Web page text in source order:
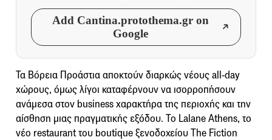
Add Cantina.protothema.gr on
Google
Τα Βόρεια Προάστια αποκτούν διαρκώς νέους all-day
χώρους, όμως λίγοι καταφέρνουν να ισορροπήσουν
ανάμεσα στον business χαρακτήρα της περιοχής και την
αίσθηση μιας πραγματικής εξόδου. Το Lalane Athens, το
νέο restaurant του boutique ξενοδοχείου The Fiction